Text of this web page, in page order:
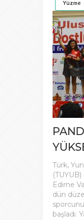
Yüzme
Türk,
(TUYUB)
Edirne
dün
başladı.